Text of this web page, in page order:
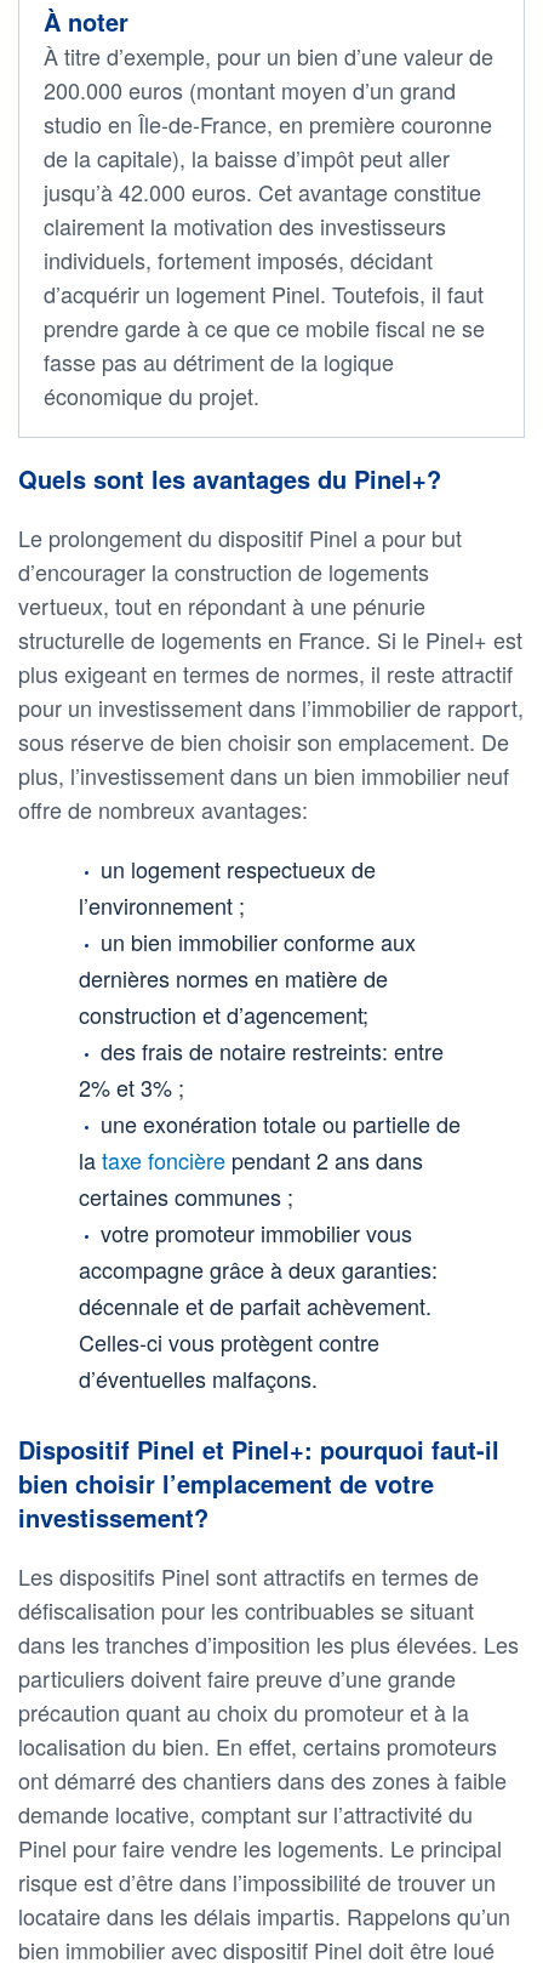
À noter
À titre d’exemple, pour un bien d’une valeur de
200.000 euros (montant moyen d’un grand
studio en Île-de-France, en première couronne
de la capitale), la baisse d’impôt peut aller
jusqu’à 42.000 euros. Cet avantage constitue
clairement la motivation des investisseurs
individuels, fortement imposés, décidant
d’acquérir un logement Pinel. Toutefois, il faut
prendre garde à ce que ce mobile fiscal ne se
fasse pas au détriment de la logique
économique du projet.
Quels sont les avantages du Pinel+?
Le prolongement du dispositif Pinel a pour but
d’encourager la construction de logements
vertueux, tout en répondant à une pénurie
structurelle de logements en France. Si le Pinel+ est
plus exigeant en termes de normes, il reste attractif
pour un investissement dans l’immobilier de rapport,
sous réserve de bien choisir son emplacement. De
plus, l’investissement dans un bien immobilier neuf
offre de nombreux avantages:
un logement respectueux de
l’environnement ;
un bien immobilier conforme aux
dernières normes en matière de
construction et d’agencement;
des frais de notaire restreints: entre
2% et 3% ;
une exonération totale ou partielle de
lataxe foncière pendant 2 ans dans
certaines communes ;
votre promoteur immobilier vous
accompagne grâce à deux garanties:
décennale et de parfait achèvement.
Celles-ci vous protègent contre
d’éventuelles malfaçons.
Dispositif Pinel et Pinel+: pourquoi faut-il
bien choisir l’emplacement de votre
investissement?
Les dispositifs Pinel sont attractifs en termes de
défiscalisation pour les contribuables se situant
dans les tranches d’imposition les plus élevées. Les
particuliers doivent faire preuve d’une grande
précaution quant au choix du promoteur et à la
localisation du bien. En effet, certains promoteurs
ont démarré des chantiers dans des zones à faible
demande locative, comptant sur l’attractivité du
Pinel pour faire vendre les logements. Le principal
risque est d’être dans l’impossibilité de trouver un
locataire dans les délais impartis. Rappelons qu’un
bien immobilier avec dispositif Pinel doit être loué